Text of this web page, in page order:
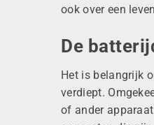
ook over een
De
Het is belangrijk
verdiept.
of ander